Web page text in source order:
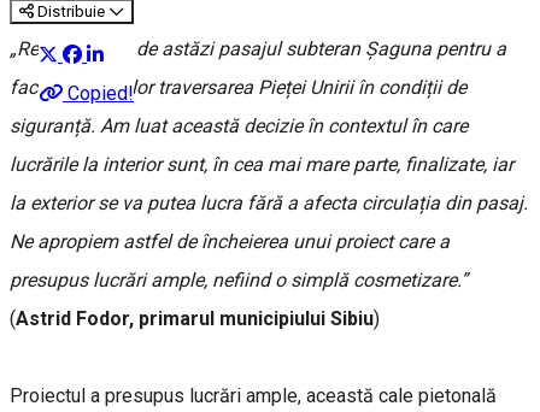
Distribuie
Copied!
„Redeschidem de astăzi pasajul subteran Șaguna pentru a
facilita pietonilor traversarea Pieței Unirii în condiții de
siguranță. Am luat această decizie în contextul în care
lucrările la interior sunt, în cea mai mare parte, finalizate, iar
la exterior se va putea lucra fără a afecta circulația din pasaj.
Ne apropiem astfel de încheierea unui proiect care a
presupus lucrări ample, nefiind o simplă cosmetizare.”
(Astrid Fodor, primarul municipiului Sibiu)
Proiectul a presupus lucrări ample, această cale pietonală